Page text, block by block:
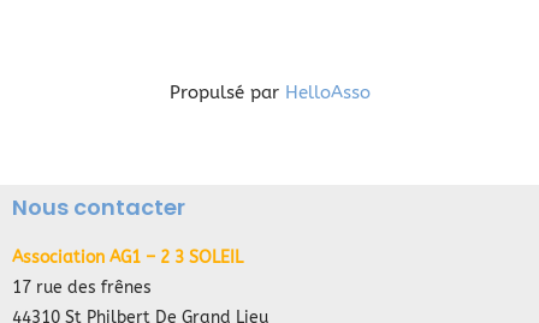
Propulsé par HelloAsso
Nous contacter
Association AG1 – 2 3 SOLEIL
17 rue des frênes
44310 St Philbert De Grand Lieu